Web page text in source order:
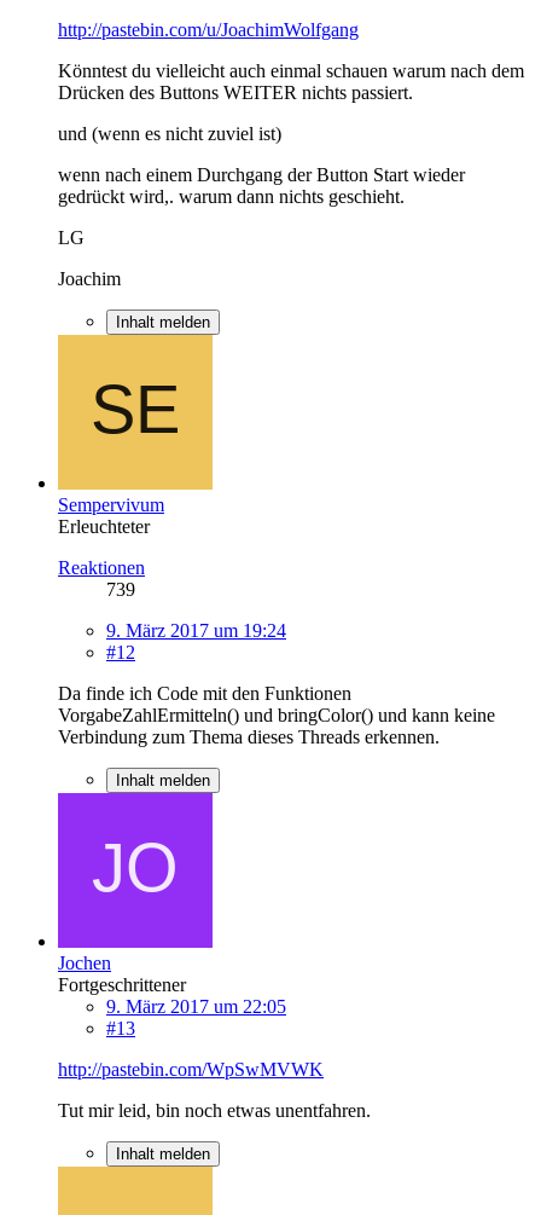
http://pastebin.com/u/JoachimWolfgang
Könntest du vielleicht auch einmal schauen warum nach dem
Drücken des Buttons WEITER nichts passiert.
und (wenn es nicht zuviel ist)
wenn nach einem Durchgang der Button Start wieder
gedrückt wird,. warum dann nichts geschieht.
LG
Joachim
Inhalt melden
Sempervivum
Erleuchteter
Reaktionen
739
9. März 2017 um 19:24
#12
Da finde ich Code mit den Funktionen
VorgabeZahlErmitteln() und bringColor() und kann keine
Verbindung zum Thema dieses Threads erkennen.
Inhalt melden
Jochen
Fortgeschrittener
9. März 2017 um 22:05
#13
http://pastebin.com/WpSwMVWK
Tut mir leid, bin noch etwas unentfahren.
Inhalt melden